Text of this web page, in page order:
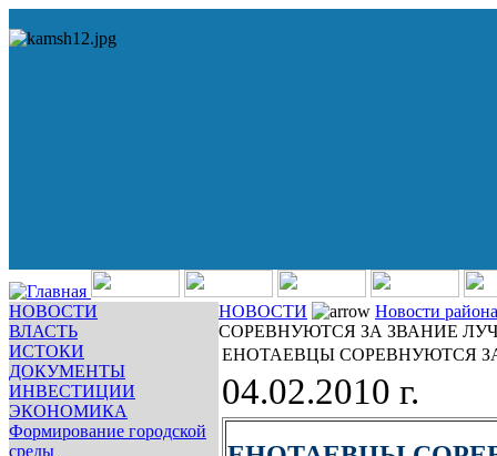
НОВОСТИ
ВЛАСТЬ
ИСТОКИ
ДОКУМЕНТЫ
ИНВЕСТИЦИИ
ЭКОНОМИКА
Формирование городской
среды
НОВОСТИ
Новости района
СОРЕВНУЮТСЯ ЗА ЗВАНИЕ
ЕНОТАЕВЦЫ СОРЕВНУЮТСЯ
04.02.2010 г.